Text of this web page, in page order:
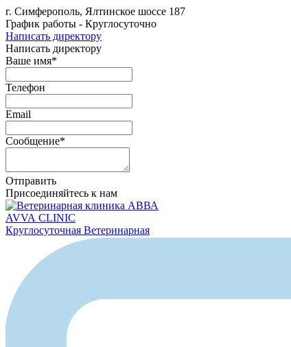
г. Симферополь, Ялтинское шоссе 187
График работы - Круглосуточно
Написать директору
Написать директору
Ваше имя*
Телефон
Email
Сообщение*
Отправить
Присоединяйтесь к нам
AVVA CLINIC
Круглосуточная Ветеринарная